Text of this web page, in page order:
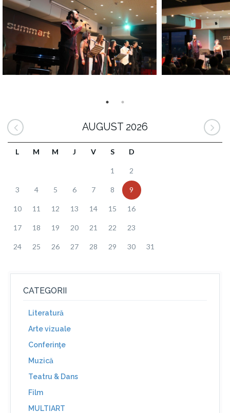
AUGUST 2026
L M M J V S D
1 2
3 4 5 6 7 8 9
10 11 12 13 14 15 16
17 18 19 20 21 22 23
24 25 26 27 28 29 30 31
CATEGORII
Literatură
Arte vizuale
Conferinţe
Muzică
Teatru & Dans
Film
MULTIART